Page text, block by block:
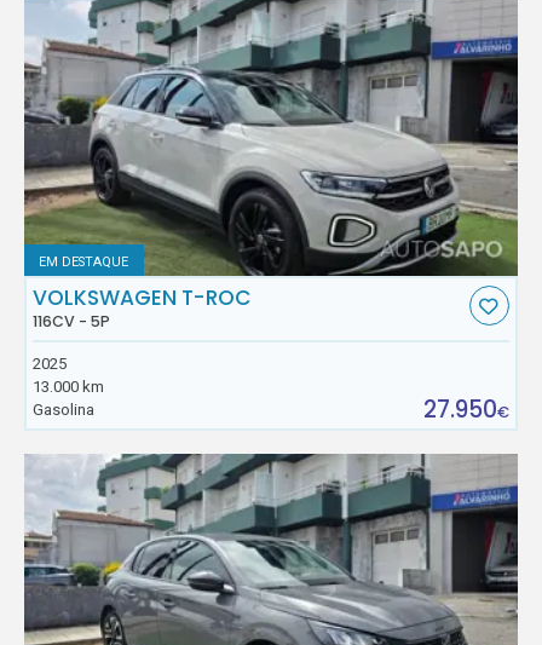
EM DESTAQUE
VOLKSWAGEN T-ROC
116CV - 5P
2025
13.000 km
Gasolina
27.950€